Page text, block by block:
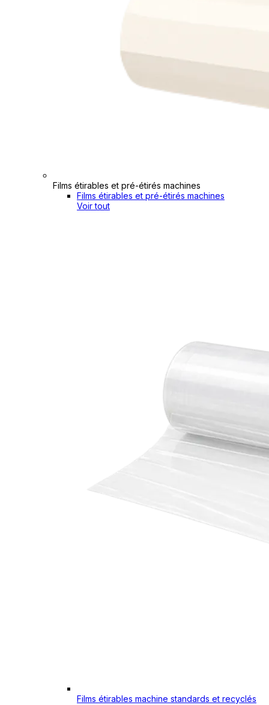
Films étirables et pré-étirés machines
Films étirables et pré-étirés machines
Voir tout
Films étirables machine standards et recyclés